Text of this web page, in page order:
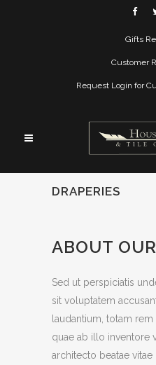
Gifts
Customer
Request Login for
DRAPERIES
ABOUT
Sed ut perspiciatis
sit voluptatem
laudantium, totam
quae ab illo inventore
architecto beatae